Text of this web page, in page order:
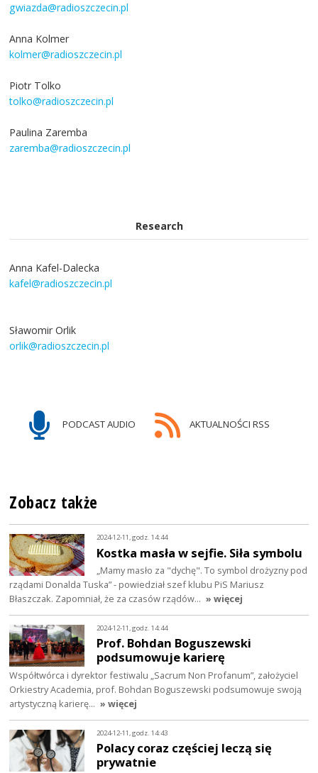
gwiazda@radioszczecin.pl
Anna Kolmer
kolmer@radioszczecin.pl
Piotr Tolko
tolko@radioszczecin.pl
Paulina Zaremba
zaremba@radioszczecin.pl
Research
Anna Kafel-Dalecka
kafel@radioszczecin.pl
Sławomir Orlik
orlik@radioszczecin.pl
PODCAST AUDIO AKTUALNOŚCI RSS
Zobacz także
2024-12-11, godz. 14:44
Kostka masła w sejfie. Siła symbolu
„Mamy masło za "dychę". To symbol drożyzny pod
rządami Donalda Tuska” - powiedział szef klubu PiS Mariusz
Błaszczak. Zapomniał, że za czasów rządów… » więcej
2024-12-11, godz. 14:44
Prof. Bohdan Boguszewski
podsumowuje karierę
Współtwórca i dyrektor festiwalu „Sacrum Non Profanum”, założyciel
Orkiestry Academia, prof. Bohdan Boguszewski podsumowuje swoją
artystyczną karierę… » więcej
2024-12-11, godz. 14:43
Polacy coraz częściej leczą się
prywatnie